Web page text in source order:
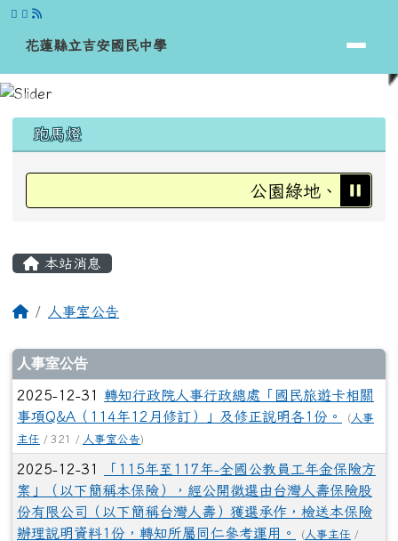
跳至主內容區
花蓮縣立吉安國民中學
花蓮縣立吉安國民中學
上中區域內容
跑馬燈
公園綠地、運動
本站消息
回首頁人事室公告
文章列表
人事室公告
2025-12-31 轉知行政院人事行政總處「國民旅遊卡相關
事項Q&A（114年12月修訂）」及修正說明各1份。
( 人事
主任 / 321 / 人事室公告)
2025-12-31
「115年至117年-全國公教員工年金保險方
案」（以下簡稱本保險），經公開徵選由台灣人壽保險股
份有限公司（以下簡稱台灣人壽）獲選承作，檢送本保險
辦理說明資料1份，轉知所屬同仁參考運用。
( 人事主任 /
頁尾區域